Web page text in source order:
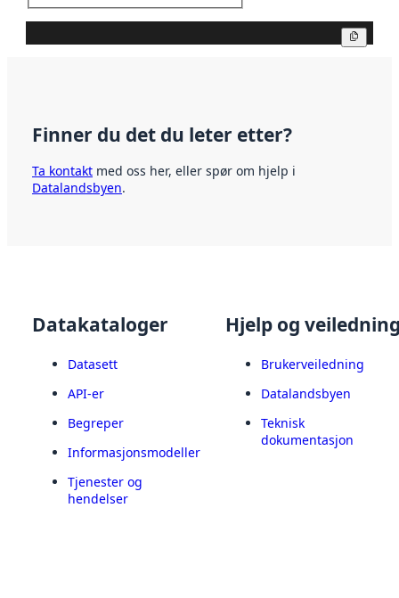
Finner du det du leter etter?
Ta kontakt med oss her, eller spør om hjelp i
Datalandsbyen.
Datakataloger
Datasett
API-er
Begreper
Informasjonsmodeller
Tjenester og
hendelser
Hjelp og
Brukerveiledning
Datalandsbyen
Teknisk
dokumentasjon